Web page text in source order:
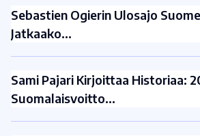
Sebastien Ogierin Ulosajo
Jatkaako…
Sami Pajari Kirjoittaa Historiaa:
Suomalaisvoitto…